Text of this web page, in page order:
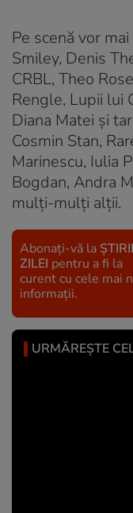
Pe scenă vor
Smiley, Denis
CRBL, Theo
Rengle, Lupii lui
Diana Matei și
Cosmin Stan,
Marinescu, Iulia
Bogdan, Andra
mulți-mulți alții.
Abonați-vă la
ZILEI pentru a fi la
curent cu cele mai
informații.
URMĂREȘTE